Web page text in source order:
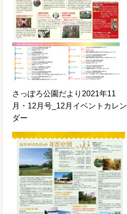
さっぽろ公園だより2021年11
月・12月号_12月イベントカレン
ダー